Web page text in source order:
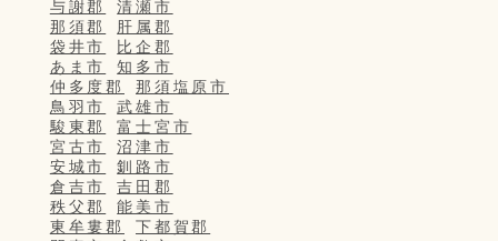
与謝郡
清瀬市
那須郡
肝属郡
袋井市
比企郡
あま市
知多市
仲多度郡
那須塩原市
鳥羽市
武雄市
駿東郡
富士宮市
宮古市
沼津市
安城市
釧路市
倉吉市
吉田郡
秩父郡
能美市
東牟婁郡
下都賀郡